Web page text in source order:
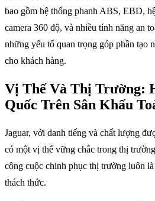
bao gồm hệ thống phanh ABS, EBD,
camera 360 độ, và nhiều tính năng an
những yếu tố quan trọng góp phần tạo
cho khách hàng.
Vị Thế Và Thị Trường:
Quốc Trên Sân Khấu
Jaguar, với danh tiếng và chất lượng
có một vị thế vững chắc trong thị
công cuộc chinh phục thị trường luôn
thách thức.